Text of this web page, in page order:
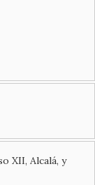
XII, Alcalá, y